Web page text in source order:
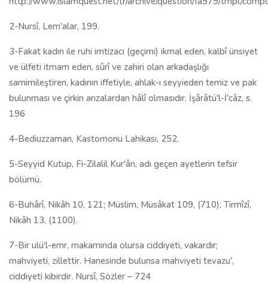
2-Nursî, Lem'alar, 199.
3-Fakat kadın ile ruhi imtizacı (geçimi) ikmal eden, kalbî ünsiyet
ve ülfeti itmam eden, sûrî ve zahiri olan arkadaşlığı
samimileştiren, kadının iffetiyle, ahlak-ı seyyieden temiz ve pak
bulunması ve çirkin arızalardan hâlî olmasıdır. İşârâtü'l-İ'câz, s.
196
4-Bediuzzaman, Kastomonu Lahikası, 252.
5-Seyyid Kutup, Fi-Zilalil Kur'ân, adı geçen ayetlerin tefsir
bölümü.
6-Buhârî, Nikâh 10, 121; Müslim, Müsâkat 109, (710); Tirmîzî,
Nikâh 13, (1100).
7-Bir ulü'l-emr, makamında olursa ciddiyeti, vakardır;
mahviyeti, zillettir. Hanesinde bulunsa mahviyeti tevazu',
ciddiyeti kibirdir. Nursî, Sözler – 724